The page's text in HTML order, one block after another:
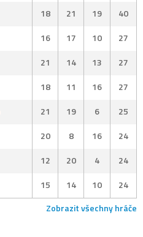
18 21 19
40
16 17 10
27
21 14 13
27
18 11 16
27
21 19 6
25
20 8 16
24
12 20 4
24
15 14 10
24
Zobrazit všechny hráče